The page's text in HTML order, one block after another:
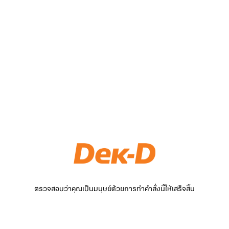
ตรวจสอบว่าคุณเป็นมนุษย์ด้วยการทำคำสั่งนี้ให้เสร็จสิ้น